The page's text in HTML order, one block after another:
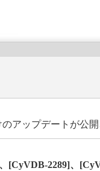
アップデートが公開
[CyVDB-2289]、